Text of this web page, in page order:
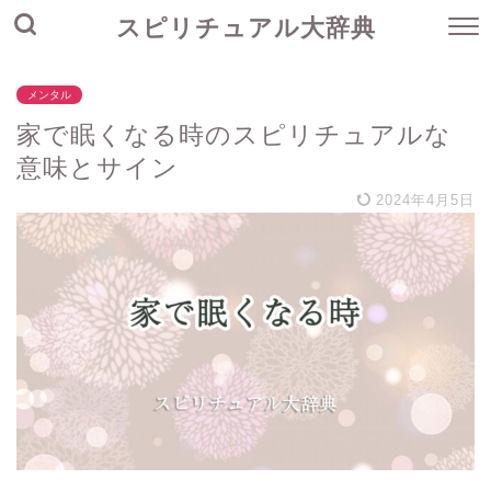
スピリチュアル大辞典
メンタル
家で眠くなる時のスピリチュアルな
意味とサイン
2024年4月5日